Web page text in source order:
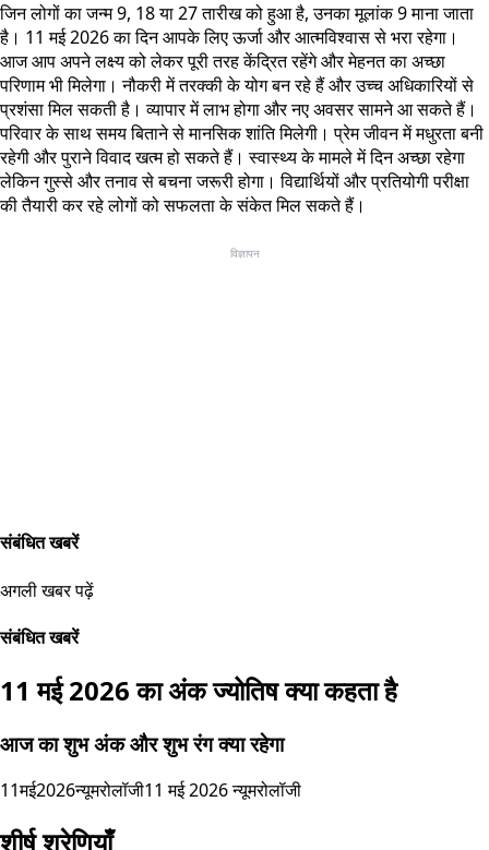
जिन लोगों का जन्म 9, 18 या 27 तारीख को हुआ है, उनका मूलांक 9 माना जाता
है। 11 मई 2026 का दिन आपके लिए ऊर्जा और आत्मविश्वास से भरा रहेगा।
आज आप अपने लक्ष्य को लेकर पूरी तरह केंद्रित रहेंगे और मेहनत का अच्छा
परिणाम भी मिलेगा। नौकरी में तरक्की के योग बन रहे हैं और उच्च अधिकारियों से
प्रशंसा मिल सकती है। व्यापार में लाभ होगा और नए अवसर सामने आ सकते हैं।
परिवार के साथ समय बिताने से मानसिक शांति मिलेगी। प्रेम जीवन में मधुरता बनी
रहेगी और पुराने विवाद खत्म हो सकते हैं। स्वास्थ्य के मामले में दिन अच्छा रहेगा
लेकिन गुस्से और तनाव से बचना जरूरी होगा। विद्यार्थियों और प्रतियोगी परीक्षा
की तैयारी कर रहे लोगों को सफलता के संकेत मिल सकते हैं।
विज्ञापन
संबंधित खबरें
अगली खबर पढ़ें
संबंधित खबरें
11 मई 2026 का अंक ज्योतिष क्या कहता है
आज का शुभ अंक और शुभ रंग क्या रहेगा
11मई2026न्यूमरोलॉजी11 मई 2026 न्यूमरोलॉजी
शीर्ष श्रेणियाँ